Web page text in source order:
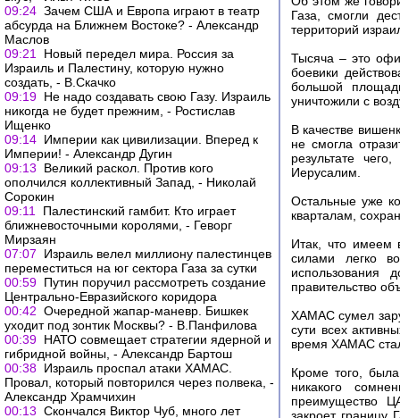
09:24 Зачем США и Европа играют в театр
абсурда на Ближнем Востоке? - Александр
Маслов
09:21
Новый передел мира. Россия за
Израиль и Палестину, которую нужно
создать, - В.Скачко
09:19 Не надо создавать свою Газу. Израиль
никогда не будет прежним, - Ростислав
Ищенко
09:14 Империи как цивилизации. Вперед к
Империи! - Александр Дугин
09:13
Великий раскол. Против кого
ополчился коллективный Запад, - Николай
Сорокин
09:11
Палестинский гамбит. Кто играет
ближневосточными королями, - Геворг
Мирзаян
07:07
Израиль велел миллиону палестинцев
переместиться на юг сектора Газа за сутки
00:59 Путин поручил рассмотреть создание
Центрально-Евразийского коридора
00:42 Очередной жапар-маневр. Бишкек
уходит под зонтик Москвы? - В.Панфилова
00:39 НАТО совмещает стратегии ядерной и
гибридной войны, - Александр Бартош
00:38 Израиль проспал атаки ХАМАС.
Провал, который повторился через полвека, -
Александр Храмчихин
00:13 Скончался Виктор Чуб, много лет
Газа, смогли
территорий
Тысяча – это
боевики
большой
уничтожили с
В качестве
не смогла
результате
Иерусалим.
Остальные уже
кварталам,
Итак, что имеем
силами легко
использования
правительство
ХАМАС сумел
сути всех
время ХАМАС
Кроме того,
никакого
преимущество